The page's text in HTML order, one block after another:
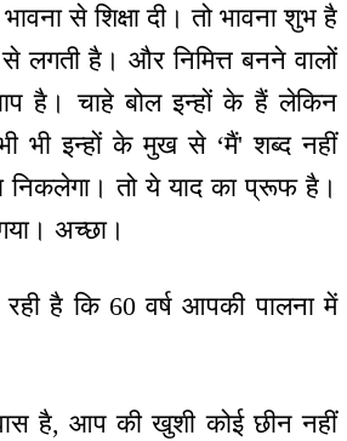
से शिक्षा दी। तो भावना शुभ है
से लगती है। और निमित्त बनने वालों
है। चाहे बोल इन्हों के हैं लेकिन
भी इन्हों के मुख से ‘मैं' शब्द नहीं
निकलेगा। तो ये याद का प्रूफ है।
अच्छा।
है कि 60 वर्ष आपकी पालना में
है, आप की खुशी कोई छीन नहीं